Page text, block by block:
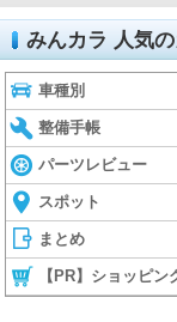
みんカラ 人気
車種別
整備手帳
パーツレビュー
スポット
まとめ
【PR】ショッピン